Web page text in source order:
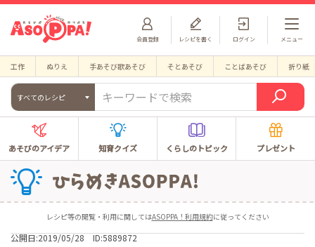
会員登録 ログイン
レシピを書く メニュー
工作 ぬりえ 手あそび歌あそび そとあそび ことばあそび 折り紙
すべてのレシピ
あそびのアイデア 知育クイズ くらしのトピック プレゼント
レシピ等の閲覧・利用に関してはASOPPA！利用規約に従ってください
公開日:2019/05/28 ID:5889872